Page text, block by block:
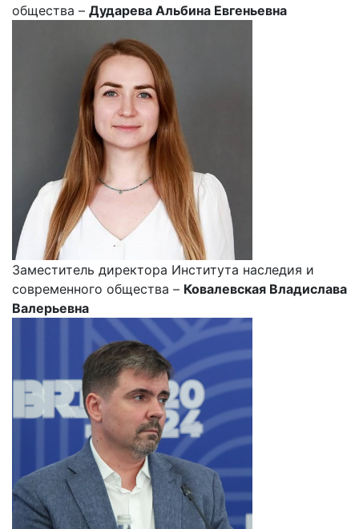
общества – Дударева Альбина Евгеньевна
Заместитель директора Института наследия и
современного общества – Ковалевская Владислава
Валерьевна